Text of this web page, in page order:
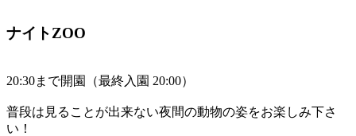
ナイトZOO
20:30まで開園（最終入園 20:00）
普段は見ることが出来ない夜間の動物の姿をお楽しみ下さ
い！